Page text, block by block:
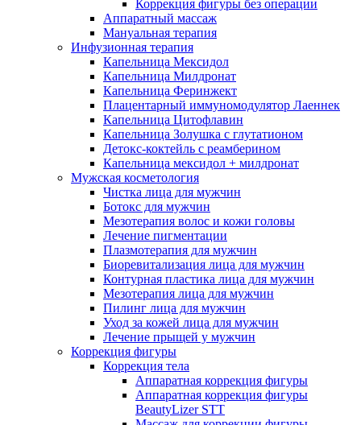
Коррекция фигуры без операции
Аппаратный массаж
Мануальная терапия
Инфузионная терапия
Капельница Мексидол
Капельница Милдронат
Капельница Феринжект
Плацентарный иммуномодулятор Лаеннек
Капельница Цитофлавин
Капельница Золушка с глутатионом
Детокс-коктейль с реамберином
Капельница мексидол + милдронат
Мужская косметология
Чистка лица для мужчин
Ботокс для мужчин
Мезотерапия волос и кожи головы
Лечение пигментации
Плазмотерапия для мужчин
Биоревитализация лица для мужчин
Контурная пластика лица для мужчин
Мезотерапия лица для мужчин
Пилинг лица для мужчин
Уход за кожей лица для мужчин
Лечение прыщей у мужчин
Коррекция фигуры
Коррекция тела
Аппаратная коррекция фигуры
Аппаратная коррекция фигуры
BeautyLizer STT